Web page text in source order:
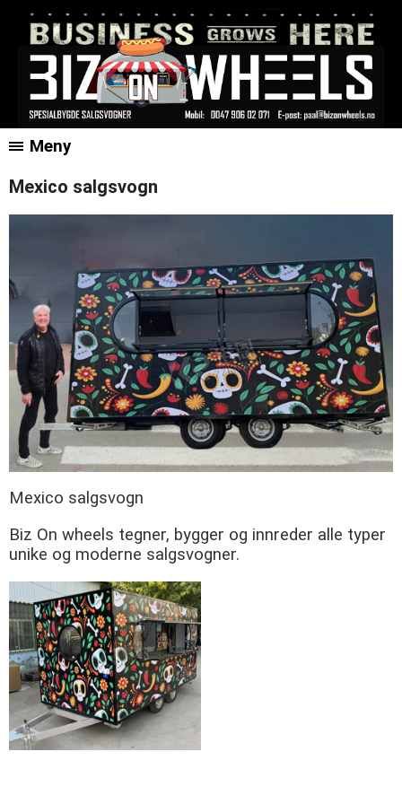
Meny
Mexico salgsvogn
Mexico salgsvogn
Biz On wheels tegner, bygger og innreder alle typer
unike og moderne salgsvogner.